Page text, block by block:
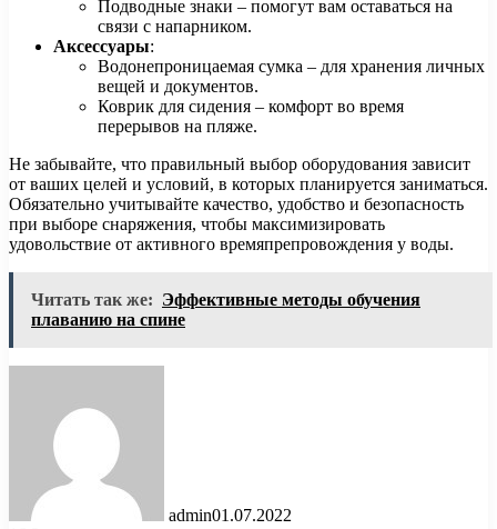
Подводные знаки – помогут вам оставаться на
связи с напарником.
Аксессуары:
Водонепроницаемая сумка – для хранения личных
вещей и документов.
Коврик для сидения – комфорт во время
перерывов на пляже.
Не забывайте, что правильный выбор оборудования зависит
от ваших целей и условий, в которых планируется заниматься.
Обязательно учитывайте качество, удобство и безопасность
при выборе снаряжения, чтобы максимизировать
удовольствие от активного времяпрепровождения у воды.
Читать так же: Эффективные методы обучения
плаванию на спине
admin01.07.2022